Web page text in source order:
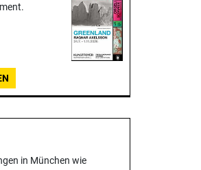
in München wie